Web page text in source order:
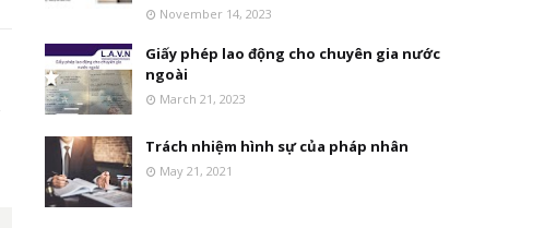
November 14, 2023
Giấy phép lao động cho chuyên gia nước
ngoài
March 21, 2023
Trách nhiệm hình sự của pháp nhân
May 21, 2021